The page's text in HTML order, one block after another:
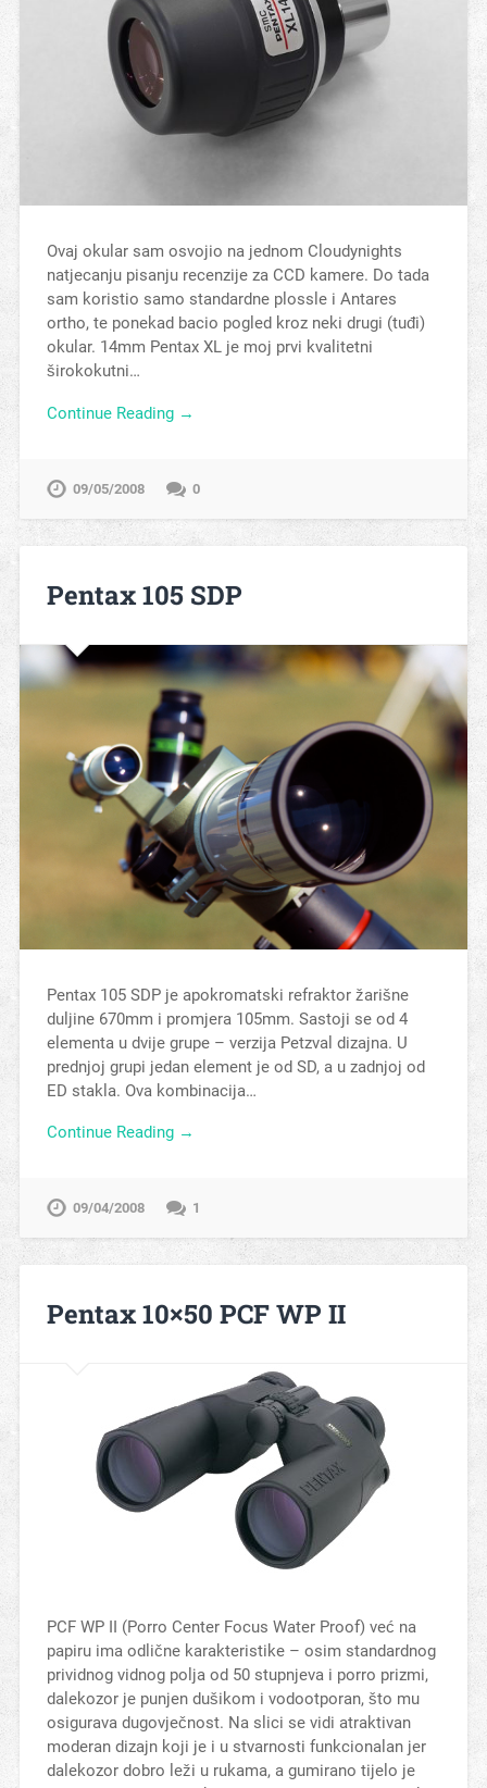
Ovaj okular sam osvojio na jednom Cloudynights
natjecanju pisanju recenzije za CCD kamere. Do tada
sam koristio samo standardne plossle i Antares
ortho, te ponekad bacio pogled kroz neki drugi (tuđi)
okular. 14mm Pentax XL je moj prvi kvalitetni
širokokutni…
Continue Reading →
09/05/2008 0
Pentax 105 SDP
Pentax 105 SDP je apokromatski refraktor žarišne
duljine 670mm i promjera 105mm. Sastoji se od 4
elementa u dvije grupe – verzija Petzval dizajna. U
prednjoj grupi jedan element je od SD, a u zadnjoj od
ED stakla. Ova kombinacija…
Continue Reading →
09/04/2008 1
Pentax 10×50 PCF WP II
PCF WP II (Porro Center Focus Water Proof) već na
papiru ima odlične karakteristike – osim standardnog
prividnog vidnog polja od 50 stupnjeva i porro prizmi,
dalekozor je punjen dušikom i vodootporan, što mu
osigurava dugovječnost. Na slici se vidi atraktivan
moderan dizajn koji je i u stvarnosti funkcionalan jer
dalekozor dobro leži u rukama, a gumirano tijelo je